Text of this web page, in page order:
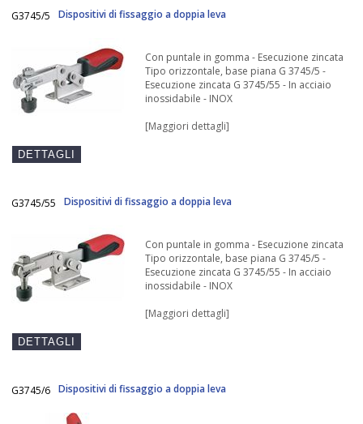
G3745/5 Dispositivi di fissaggio a doppia leva
Con puntale in gomma - Esecuzione zincata
Tipo orizzontale, base piana G 3745/5 -
Esecuzione zincata G 3745/55 - In acciaio
inossidabile - INOX
[Maggiori dettagli]
G3745/55 Dispositivi di fissaggio a doppia leva
Con puntale in gomma - Esecuzione zincata
Tipo orizzontale, base piana G 3745/5 -
Esecuzione zincata G 3745/55 - In acciaio
inossidabile - INOX
[Maggiori dettagli]
G3745/6 Dispositivi di fissaggio a doppia leva